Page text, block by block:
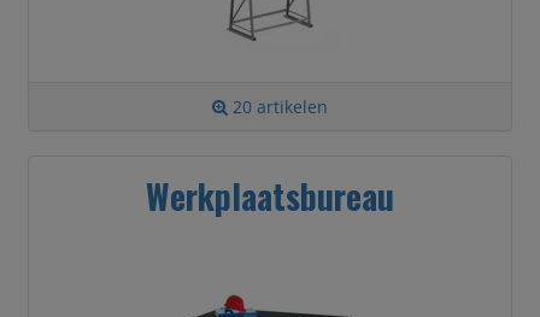
20 artikelen
Werkplaatsbureau